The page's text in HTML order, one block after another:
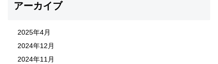
アーカイブ
2025年4月
2024年12月
2024年11月